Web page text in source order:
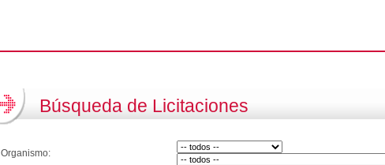
Búsqueda de Licitaciones
Organismo: